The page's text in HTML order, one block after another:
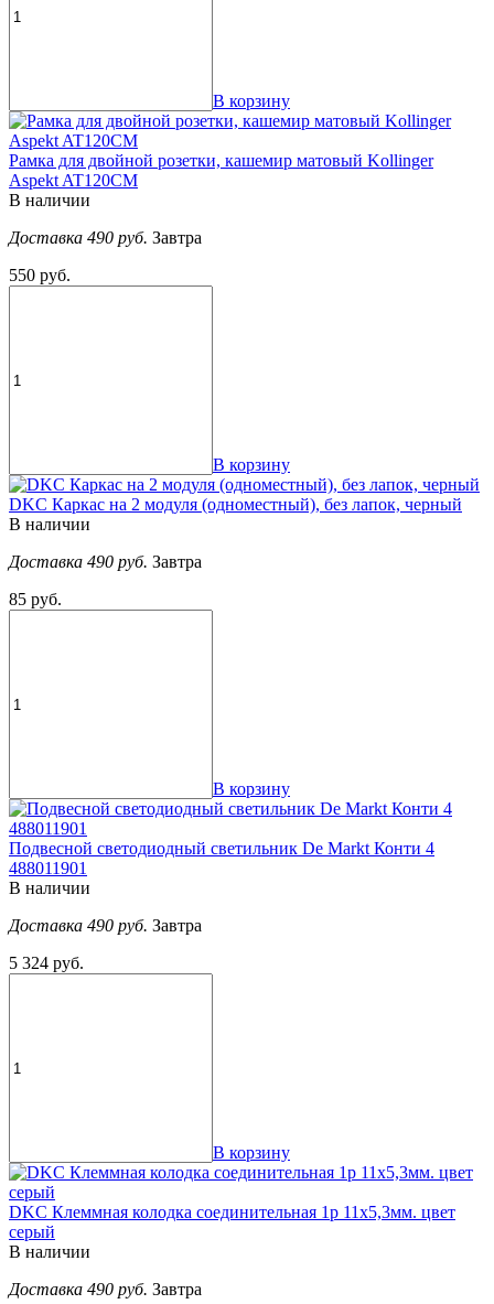
В корзину
Рамка для двойной розетки, кашемир матовый Kollinger
Aspekt AT120CM
В наличии
Доставка 490 руб. Завтра
550 руб.
В корзину
DKC Каркас на 2 модуля (одноместный), без лапок, черный
В наличии
Доставка 490 руб. Завтра
85 руб.
В корзину
Подвесной светодиодный светильник De Markt Конти 4
488011901
В наличии
Доставка 490 руб. Завтра
5 324 руб.
В корзину
DKC Клеммная колодка соединительная 1р 11х5,3мм. цвет
серый
В наличии
Доставка 490 руб. Завтра